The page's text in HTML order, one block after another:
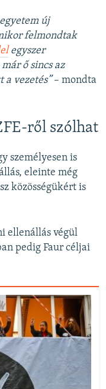
új
felmondtak
egyszer
ő sincs az
a vezetés”– mondta
ről szólhat
személyesen is
eleinte még
közösségükért is
ellenállás végül
pedig Faur céljai